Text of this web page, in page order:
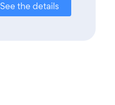
See the details